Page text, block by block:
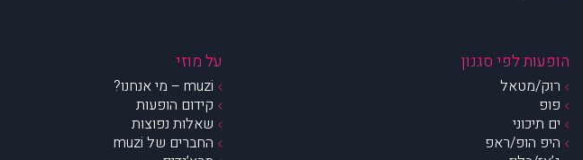
הופעות לפי סגנון
רוק/מטאל
פופ
ים תיכוני
היפ הופ/ראפ
על מוזי
muzi – מי אנחנו?
קידום הופעות
שאלות נפוצות
החברים של muzi